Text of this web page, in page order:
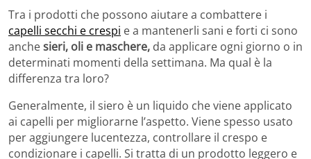
Tra i prodotti che possono aiutare a combattere i
capelli secchi e crespi e a mantenerli sani e forti ci sono
anchesieri, oli e maschere, da applicare ogni giorno o in
determinati momenti della settimana. Ma qual è la
differenza tra loro?
Generalmente, il siero è un liquido che viene applicato
ai capelli per migliorarne l’aspetto. Viene spesso usato
per aggiungere lucentezza, controllare il crespo e
condizionare i capelli. Si tratta di un prodotto leggero e